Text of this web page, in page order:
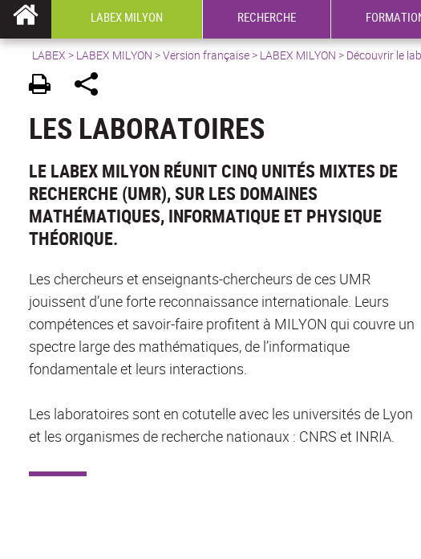
LABEX MILYON RECHERCHE
LABEX > LABEX MILYON >Version française> LABEX MILYON > Découvrir le
LES LABORATOIRES
LE LABEX MILYON RÉUNIT CINQ UNITÉS MIXTES DE
RECHERCHE (UMR), SUR LES DOMAINES
MATHÉMATIQUES, INFORMATIQUE ET PHYSIQUE
THÉORIQUE.
Les chercheurs et enseignants-chercheurs de ces UMR
jouissent d’une forte reconnaissance internationale. Leurs
compétences et savoir-faire profitent à MILYON qui couvre un
spectre large des mathématiques, de l’informatique
fondamentale et leurs interactions.
Les laboratoires sont en cotutelle avec les universités de Lyon
et les organismes de recherche nationaux : CNRS et INRIA.